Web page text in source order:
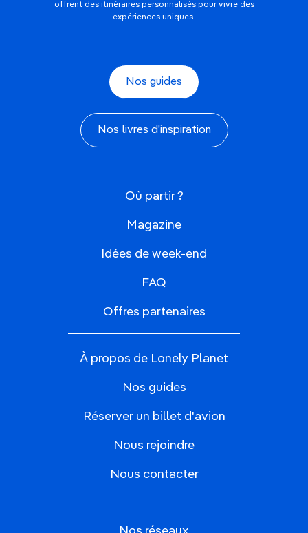
offrent des itinéraires personnalisés pour vivre des
expériences uniques.
Nos guides
Nos livres d'inspiration
Où partir ?
Magazine
Idées de week-end
FAQ
Offres partenaires
À propos de Lonely Planet
Nos guides
Réserver un billet d'avion
Nous rejoindre
Nous contacter